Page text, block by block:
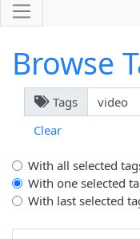
Browse
Tags
Clear
With all selected
With one selected
With last selected